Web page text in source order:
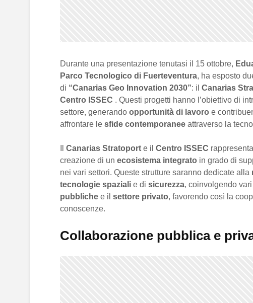
Durante una presentazione tenutasi il 15 ottobre,
Parco Tecnologico di Fuerteventura, ha esposto
di “Canarias Geo Innovation 2030”: il Canarias
Centro ISSEC . Questi progetti hanno l’obiettivo di
settore, generando opportunità di lavoro e
affrontare le sfide contemporanee attraverso la
Canarias Stratoport e il Centro ISSEC
creazione di un ecosistema integrato in grado di
nei vari settori. Queste strutture saranno dedicate alla
tecnologie spaziali e di sicurezza, coinvolgendo
pubbliche e il settore privato, favorendo così la
conoscenze.
Collaborazione pubblica e